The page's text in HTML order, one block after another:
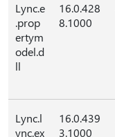
Lync.e
.prop
ertym
odel.d
ll
16.0.428
8.1000
Lync.l
ync.ex
16.0.439
3.1000